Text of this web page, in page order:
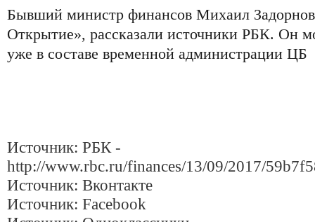
Бывший министр финансов Михаил
Открытие», рассказали источники РБК. Он
уже в составе временной администрации ЦБ
Источник: РБК -
http://www.rbc.ru/finances/13/09/2017/
Источник: Вконтакте
Источник: Facebook